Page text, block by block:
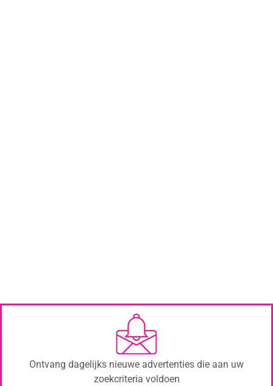
Ontvang dagelijks nieuwe advertenties die aan uw
zoekcriteria voldoen